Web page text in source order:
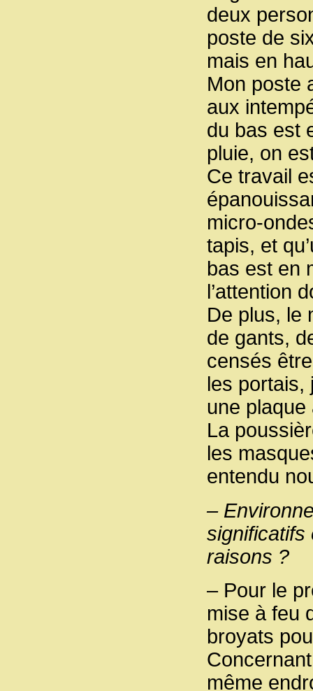
deux
poste de
mais en
Mon poste
aux
du bas est
pluie, on
Ce travail
micro-
tapis, et
bas est en
l’attention
De plus, le
de gants,
censés
les portais,
une plaque
La
les
entendu
–
significatifs
raisons ?
– Pour le
mise à feu
broyats
même